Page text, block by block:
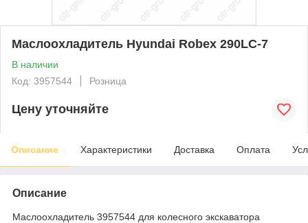
Маслоохладитель Hyundai Robex 290LC-7
В наличии
Код: 3957544
Розница
Цену уточняйте
Описание Характеристики Доставка Оплата
Описание
Маслоохладитель 3957544 для колесного экскаватора